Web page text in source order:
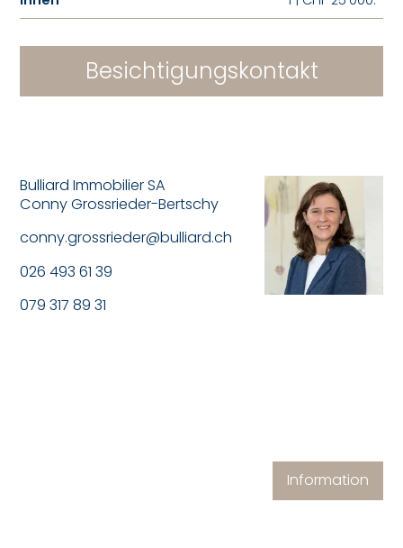
Besichtigungskontakt
Bulliard Immobilier SA
Conny Grossrieder-Bertschy
conny.grossrieder@bulliard.ch
026 493 61 39
079 317 89 31
Information